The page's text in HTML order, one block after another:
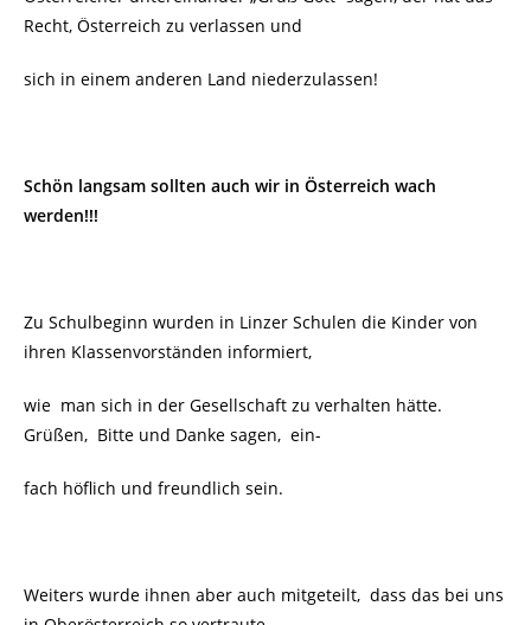
Recht, Österreich zu verlassen und
sich in einem anderen Land niederzulassen!
Schön langsam sollten auch wir in Österreich wach
werden!!!
Zu Schulbeginn wurden in Linzer Schulen die Kinder von
ihren Klassenvorständen informiert,
wie man sich in der Gesellschaft zu verhalten hätte.
Grüßen, Bitte und Danke sagen, ein-
fach höflich und freundlich sein.
Weiters wurde ihnen aber auch mitgeteilt, dass das bei uns